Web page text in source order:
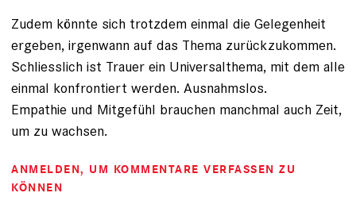
Zudem könnte sich trotzdem einmal die Gelegenheit
ergeben, irgenwann auf das Thema zurückzukommen.
Schliesslich ist Trauer ein Universalthema, mit dem alle
einmal konfrontiert werden. Ausnahmslos.
Empathie und Mitgefühl brauchen manchmal auch Zeit,
um zu wachsen.
ANMELDEN, UM KOMMENTARE VERFASSEN ZU
KÖNNEN